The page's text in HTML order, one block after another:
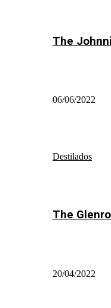
The
06/06/2022
Destilados
The
20/04/2022